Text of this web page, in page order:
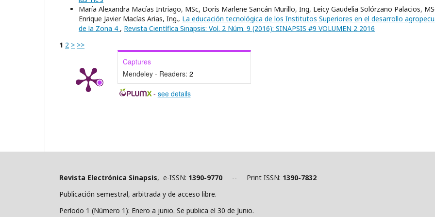
María Alexandra Macías Intriago, MSc, Doris Marlene Sancán Murillo, Ing, Leicy Gaudelia Solórzano Palacios,
Enrique Javier Macías Arias, Ing., La educación tecnológica de los Institutos Superiores en el desarrollo
de la Zona 4 , Revista Científica Sinapsis: Vol. 2 Núm. 9 (2016): SINAPSIS #9 VOLUMEN 2 2016
1 2 > >>
Captures
Mendeley - Readers: 2
- see details
Revista Electrónica Sinapsis, e-ISSN: 1390-9770 -- Print ISSN: 1390-7832
Publicación semestral, arbitrada y de acceso libre.
Período 1 (Número 1): Enero a junio. Se publica el 30 de Junio.